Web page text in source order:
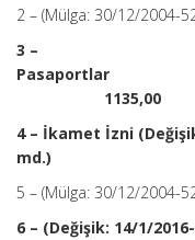
2 – (Mülga: 30/12/2004-
3 –
1135,00
4 – İkamet İzni
md.)
5 – (Mülga: 30/12/2004-
6 – (Değişik: 14/1/